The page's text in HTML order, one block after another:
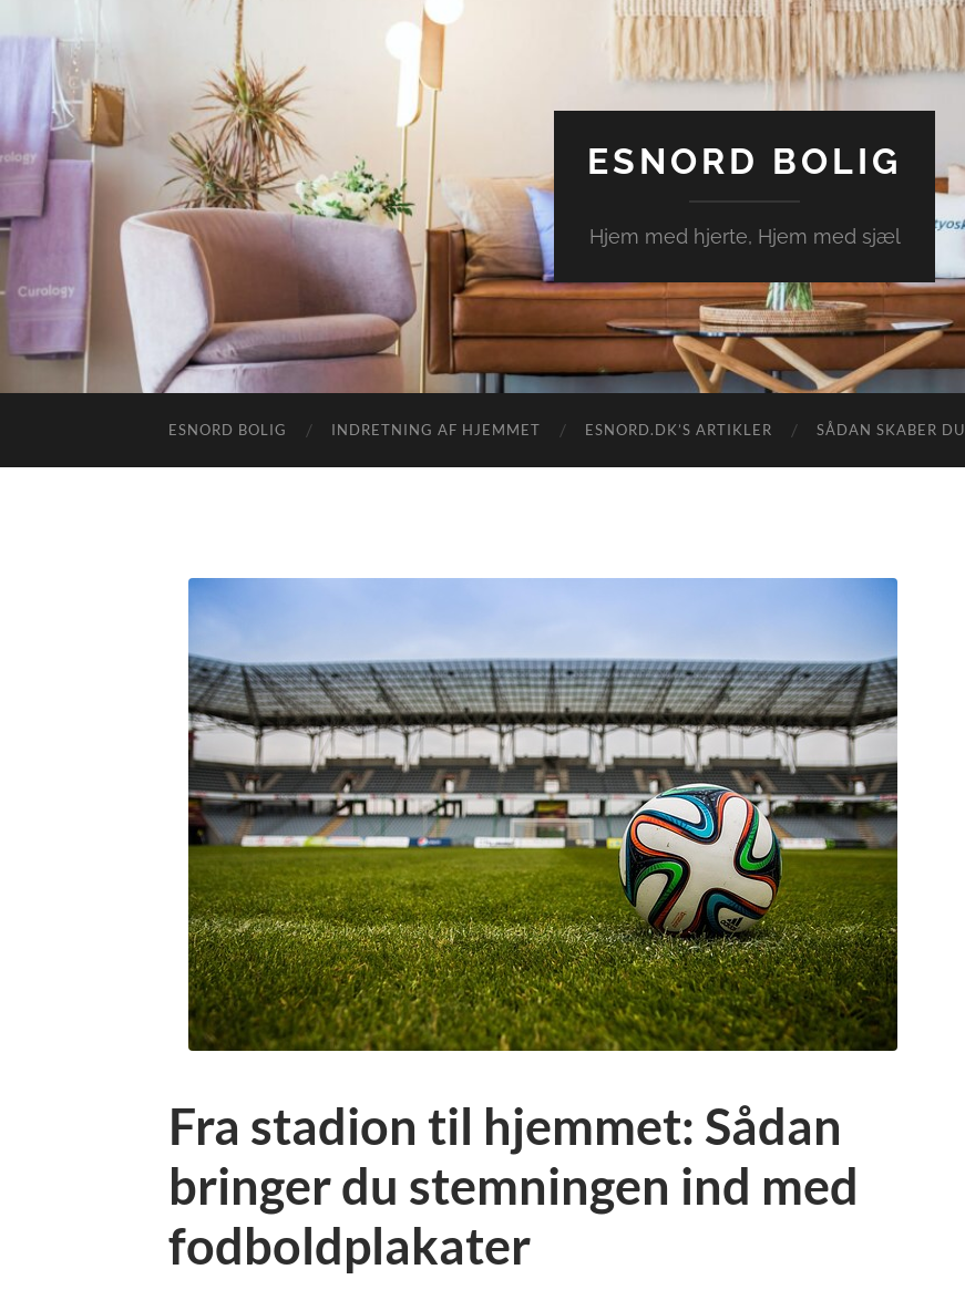
ESNORD BOLIG
Hjem med hjerte, Hjem med sjæl
ESNORD BOLIG INDRETNING AF HJEMMET ESNORD.DK’S ARTIKLER SÅDAN SKABER DU
Fra stadion til hjemmet: Sådan
bringer du stemningen ind med
fodboldplakater